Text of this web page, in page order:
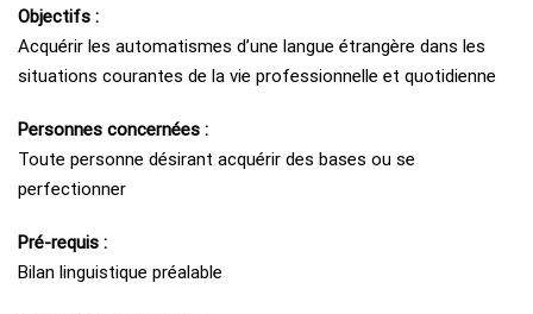
Objectifs :
Acquérir les automatismes d’une langue étrangère dans les
situations courantes de la vie professionnelle et quotidienne
Personnes concernées :
Toute personne désirant acquérir des bases ou se
perfectionner
Pré-requis :
Bilan linguistique préalable